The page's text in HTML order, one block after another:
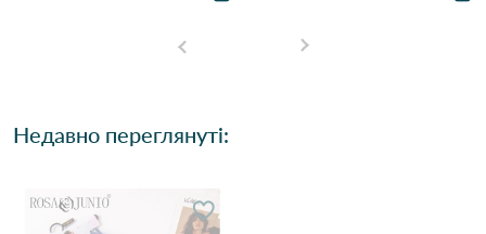
Недавно переглянуті: